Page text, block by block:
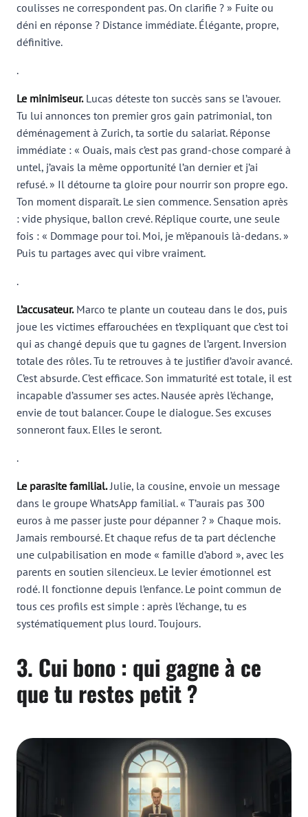
coulisses ne correspondent pas. On clarifie ? » Fuite ou
déni en réponse ? Distance immédiate. Élégante, propre,
définitive.
.
Le minimiseur.Lucas déteste ton succès sans se l’avouer.
Tu lui annonces ton premier gros gain patrimonial, ton
déménagement à Zurich, ta sortie du salariat. Réponse
immédiate : « Ouais, mais c’est pas grand-chose comparé à
untel, j’avais la même opportunité l’an dernier et j’ai
refusé. » Il détourne ta gloire pour nourrir son propre ego.
Ton moment disparaît. Le sien commence. Sensation après
: vide physique, ballon crevé. Réplique courte, une seule
fois : « Dommage pour toi. Moi, je m’épanouis là-dedans. »
Puis tu partages avec qui vibre vraiment.
.
L’accusateur.Marco te plante un couteau dans le dos, puis
joue les victimes effarouchées en t’expliquant que c’est toi
qui as changé depuis que tu gagnes de l’argent. Inversion
totale des rôles. Tu te retrouves à te justifier d’avoir avancé.
C’est absurde. C’est efficace. Son immaturité est totale, il est
incapable d’assumer ses actes. Nausée après l’échange,
envie de tout balancer. Coupe le dialogue. Ses excuses
sonneront faux. Elles le seront.
.
Le parasite familial.Julie, la cousine, envoie un message
dans le groupe WhatsApp familial. « T’aurais pas 300
euros à me passer juste pour dépanner ? » Chaque mois.
Jamais remboursé. Et chaque refus de ta part déclenche
une culpabilisation en mode « famille d’abord », avec les
parents en soutien silencieux. Le levier émotionnel est
rodé. Il fonctionne depuis l’enfance. Le point commun de
tous ces profils est simple : après l’échange, tu es
systématiquement plus lourd. Toujours.
3. Cui bono : qui gagne à ce
que tu restes petit ?